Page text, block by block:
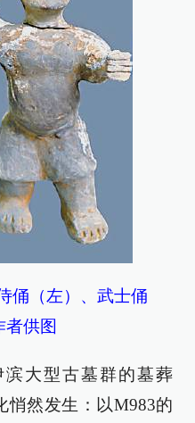
俑（左）、武士俑
者供图
大型古墓群的墓葬
悄然发生：以M983的